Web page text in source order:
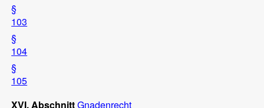
§
103
§
104
§
105
XVI. AbschnittGnadenrecht